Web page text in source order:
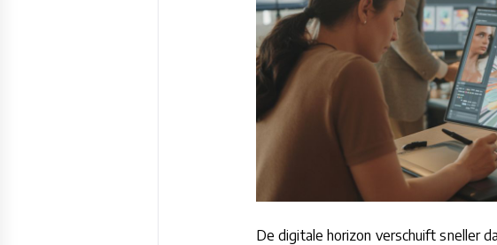
De digitale horizon verschuift sneller